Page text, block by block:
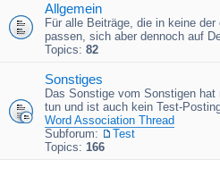
Allgemein
Für alle Beiträge, die in keine
passen, sich aber dennoch auf
Topics: 82
Sonstiges
Das Sonstige vom Sonstigen
tun und ist auch kein Test-
Word Association Thread
Subforum:
Test
Topics: 166